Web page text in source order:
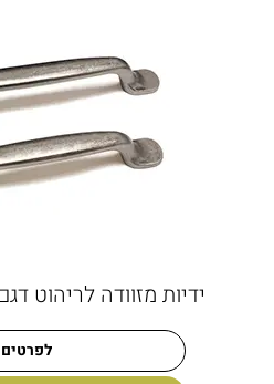
ידיות מזוודה לריהוט דגם 7032 כסף
לפרטים